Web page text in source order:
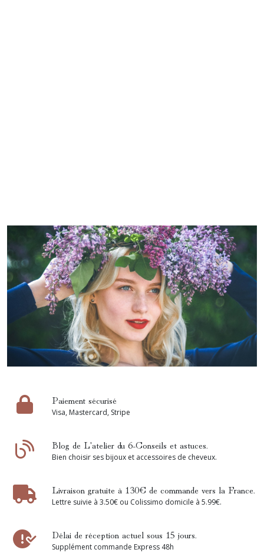
Professionnels, bénéficiez de nombreux avantages grâce à
votre accès direct !
Paiement sécurisé
Visa, Mastercard, Stripe
Blog de L'atelier du 6-Conseils et astuces.
Bien choisir ses bijoux et accessoires de cheveux.
Livraison gratuite à 130€ de commande vers la France.
Lettre suivie à 3.50€ ou Colissimo domicile à 5.99€.
Délai de réception actuel sous 15 jours.
Supplément commande Express 48h